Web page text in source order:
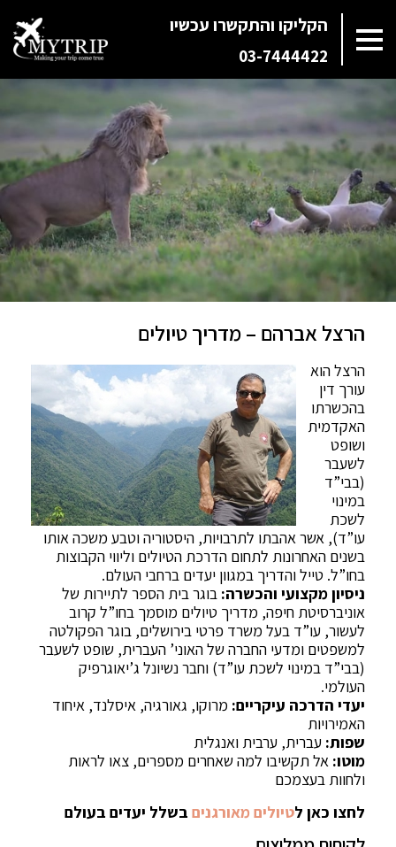
הקליקו והתקשרו עכשיו
03-7444422
הרצל אברהם – מדריך טיולים
הרצל הוא
עורך דין
בהכשרתו
האקדמית
ושופט
לשעבר
(בבי”ד
במינוי
לשכת
עו”ד), אשר אהבתו לתרבויות, היסטוריה וטבע משכה אותו
בשנים האחרונות לתחום הדרכת הטיולים וליווי הקבוצות
בחו”ל. טייל והדריך במגוון יעדים ברחבי העולם.
ניסיון מקצועי והכשרה: בוגר בית הספר לתיירות של
אוניברסיטת חיפה, מדריך טיולים מוסמך בחו”ל קרוב
לעשור, עו”ד בעל משרד פרטי בירושלים, בוגר הפקולטה
למשפטים ומדעי החברה של האוני’ העברית, שופט לשעבר
(בבי”ד במינוי לשכת עו”ד) וחבר נשיונל ג’יאוגרפיק
העולמי.
יעדי הדרכה עיקריים: מרוקו, גאורגיה, איסלנד, איחוד
האמירויות
שפות: עברית, ערבית ואנגלית
מוטו: אל תקשיבו למה שאחרים מספרים, צאו לראות
ולחוות בעצמכם
לחצו כאן לטיולים מאורגנים בשלל יעדים בעולם